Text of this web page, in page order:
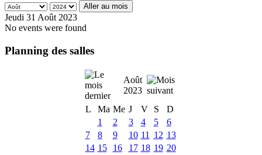
Aller au mois
Jeudi 31 Août 2023
No events were found
Planning des salles
Août
2023
L
Ma Me J V S
D
1
2 3 4 5
6
7
8 9 10 11 12 13
14 15 16 17 18 19 20